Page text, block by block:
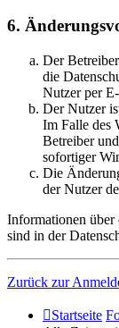
6.
Der
die
Nutzer per
Der Nutzer
Im Falle des
Betreiber
sofortiger
Die
der Nutzer
Informationen über
sind in der
Zurück zur
Startseite